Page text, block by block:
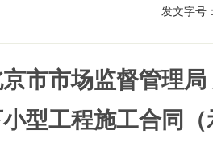
发文字号：
市市场监督管理
型工程施工合同